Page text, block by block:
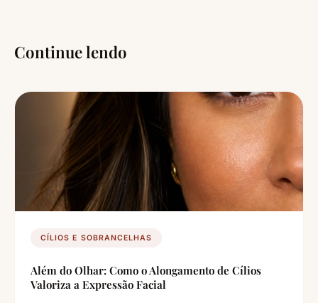
Continue lendo
CÍLIOS E SOBRANCELHAS
Além do Olhar: Como o Alongamento de Cílios
Valoriza a Expressão Facial